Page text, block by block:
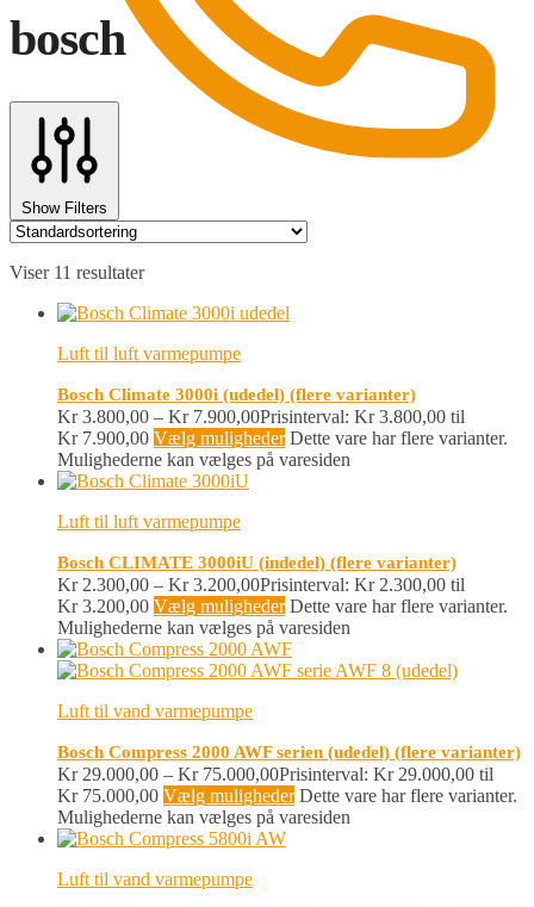
0
bosch
Show Filters
Viser 11 resultater
Luft til luft varmepumpe
Bosch Climate 3000i (udedel) (flere varianter)
Kr3.800,00 – Kr7.900,00Prisinterval: Kr 3.800,00 til
Kr 7.900,00 Vælg muligheder Dette vare har flere varianter.
Mulighederne kan vælges på varesiden
Luft til luft varmepumpe
Bosch CLIMATE 3000iU (indedel) (flere varianter)
Kr2.300,00 – Kr3.200,00Prisinterval: Kr 2.300,00 til
Kr 3.200,00 Vælg muligheder Dette vare har flere varianter.
Mulighederne kan vælges på varesiden
Luft til vand varmepumpe
Bosch Compress 2000 AWF serien (udedel) (flere varianter)
Kr29.000,00 – Kr75.000,00Prisinterval: Kr 29.000,00 til
Kr 75.000,00 Vælg muligheder Dette vare har flere varianter.
Mulighederne kan vælges på varesiden
Luft til vand varmepumpe